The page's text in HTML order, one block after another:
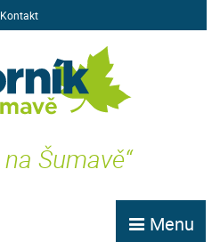
Kontakt
na Šumavě“
Menu